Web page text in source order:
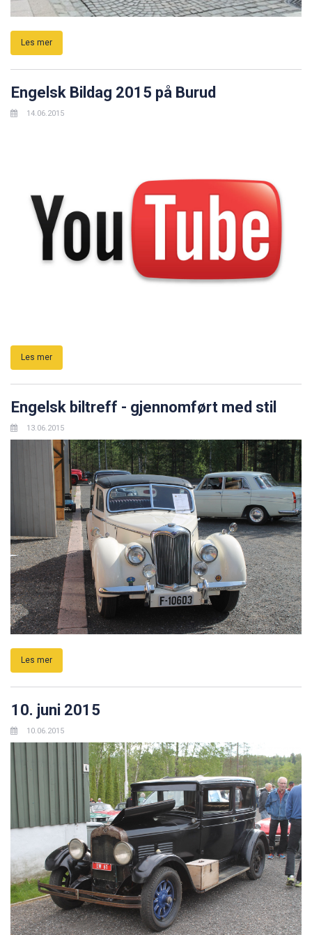
Les mer
Engelsk Bildag 2015 på Burud
14.06.2015
Les mer
Engelsk biltreff - gjennomført med stil
13.06.2015
Les mer
10. juni 2015
10.06.2015